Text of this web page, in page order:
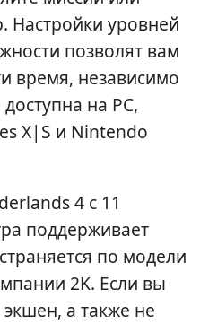
Настройки уровней
позволят вам
время, независимо
на PC,
X|S и Nintendo
4 с 11
поддерживает
по модели
2K. Если вы
а также не